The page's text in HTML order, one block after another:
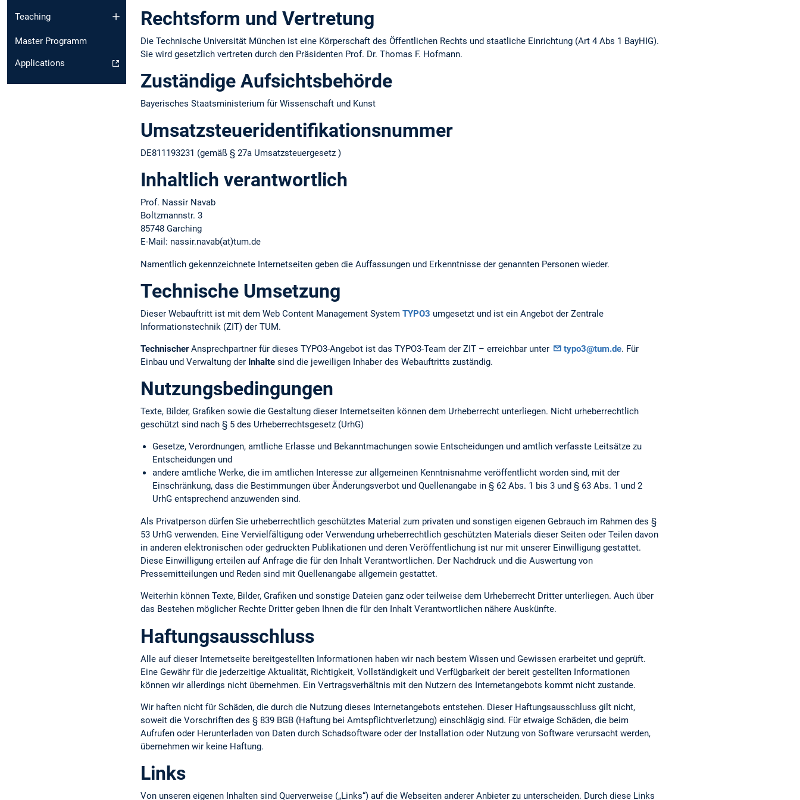
Teaching
Master Programm
Applications
Rechtsform und Vertretung
Die Technische Universität München ist eine Körperschaft des Öffentlichen Rechts und staatliche Einrichtung (Art 4 Abs 1 BayHIG).
Sie wird gesetzlich vertreten durch den Präsidenten Prof. Dr. Thomas F. Hofmann.
Zuständige Aufsichtsbehörde
Bayerisches Staatsministerium für Wissenschaft und Kunst
Umsatzsteuer­identifikations­nummer
DE811193231 (gemäß § 27a Umsatzsteuergesetz )
Inhaltlich verantwortlich
Prof. Nassir Navab
Boltzmannstr. 3
85748 Garching
E-Mail: nassir.navab(at)tum.de
Namentlich gekennzeichnete Internetseiten geben die Auffassungen und Erkenntnisse der genannten Personen wieder.
Technische Umsetzung
Dieser Webauftritt ist mit dem Web Content Management System TYPO3 umgesetzt und ist ein Angebot der Zentrale
Informationstechnik (ZIT) der TUM.
TechnischerAnsprechpartner für dieses TYPO3-Angebot ist das TYPO3-Team der ZIT – erreichbar unter typo3@tum.de. Für
Einbau und Verwaltung der Inhalte sind die jeweiligen Inhaber des Webauftritts zuständig.
Nutzungsbedingungen
Texte, Bilder, Grafiken sowie die Gestaltung dieser Internetseiten können dem Urheberrecht unterliegen. Nicht urheberrechtlich
geschützt sind nach § 5 des Urheberrechtsgesetz (UrhG)
Gesetze, Verordnungen, amtliche Erlasse und Bekanntmachungen sowie Entscheidungen und amtlich verfasste Leitsätze zu
Entscheidungen und
andere amtliche Werke, die im amtlichen Interesse zur allgemeinen Kenntnisnahme veröffentlicht worden sind, mit der
Einschränkung, dass die Bestimmungen über Änderungsverbot und Quellenangabe in § 62 Abs. 1 bis 3 und § 63 Abs. 1 und 2
UrhG entsprechend anzuwenden sind.
Als Privatperson dürfen Sie urheberrechtlich geschütztes Material zum privaten und sonstigen eigenen Gebrauch im Rahmen des §
53 UrhG verwenden. Eine Vervielfältigung oder Verwendung urheberrechtlich geschützten Materials dieser Seiten oder Teilen davon
in anderen elektronischen oder gedruckten Publikationen und deren Veröffentlichung ist nur mit unserer Einwilligung gestattet.
Diese Einwilligung erteilen auf Anfrage die für den Inhalt Verantwortlichen. Der Nachdruck und die Auswertung von
Pressemitteilungen und Reden sind mit Quellenangabe allgemein gestattet.
Weiterhin können Texte, Bilder, Grafiken und sonstige Dateien ganz oder teilweise dem Urheberrecht Dritter unterliegen. Auch über
das Bestehen möglicher Rechte Dritter geben Ihnen die für den Inhalt Verantwortlichen nähere Auskünfte.
Haftungsausschluss
Alle auf dieser Internetseite bereitgestellten Informationen haben wir nach bestem Wissen und Gewissen erarbeitet und geprüft.
Eine Gewähr für die jederzeitige Aktualität, Richtigkeit, Vollständigkeit und Verfügbarkeit der bereit gestellten Informationen
können wir allerdings nicht übernehmen. Ein Vertragsverhältnis mit den Nutzern des Internetangebots kommt nicht zustande.
Wir haften nicht für Schäden, die durch die Nutzung dieses Internetangebots entstehen. Dieser Haftungsausschluss gilt nicht,
soweit die Vorschriften des § 839 BGB (Haftung bei Amtspflichtverletzung) einschlägig sind. Für etwaige Schäden, die beim
Aufrufen oder Herunterladen von Daten durch Schadsoftware oder der Installation oder Nutzung von Software verursacht werden,
übernehmen wir keine Haftung.
Links
Von unseren eigenen Inhalten sind Querverweise („Links“) auf die Webseiten anderer Anbieter zu unterscheiden. Durch diese Links